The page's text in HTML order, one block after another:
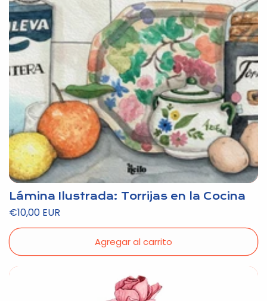
Lámina Ilustrada: Torrijas en la Cocina
Precio
habitual
€10,00 EUR
Agregar al carrito